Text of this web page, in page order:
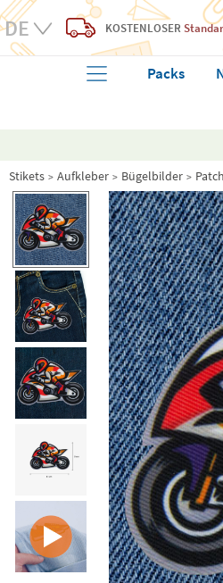
KOSTENLOSER
Packs
Stikets Aufkleber Bügelbilder